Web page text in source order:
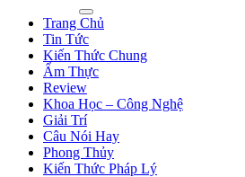
Trang Chủ
Tin Tức
Kiến Thức Chung
Ẩm Thực
Review
Khoa Học – Công Nghệ
Giải Trí
Câu Nói Hay
Phong Thủy
Kiến Thức Pháp Lý